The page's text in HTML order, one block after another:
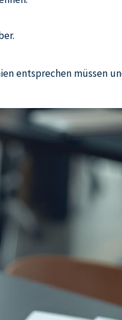
entsprechen müssen